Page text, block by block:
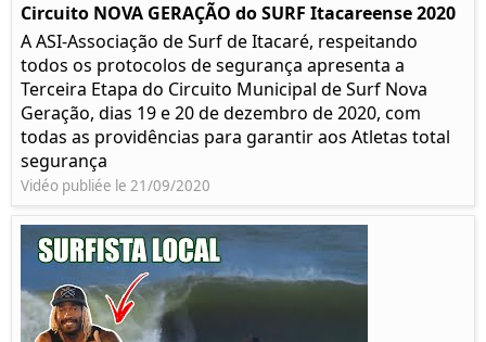
Circuito NOVA GERAÇÃO do SURF Itacareense 2020
A ASI-Associação de Surf de Itacaré, respeitando
todos os protocolos de segurança apresenta a
Terceira Etapa do Circuito Municipal de Surf Nova
Geração, dias 19 e 20 de dezembro de 2020, com
todas as providências para garantir aos Atletas total
segurança
Vidéo publiée le 21/09/2020